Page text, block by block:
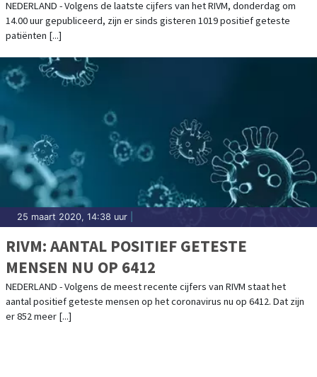
PERSONEN OVERLEDEN
NEDERLAND - Volgens de laatste cijfers van het RIVM, donderdag om
14.00 uur gepubliceerd, zijn er sinds gisteren 1019 positief geteste
patiënten [...]
25 maart 2020, 14:38 uur
RIVM: AANTAL POSITIEF GETESTE
MENSEN NU OP 6412
NEDERLAND - Volgens de meest recente cijfers van RIVM staat het
aantal positief geteste mensen op het coronavirus nu op 6412. Dat zijn
er 852 meer [...]